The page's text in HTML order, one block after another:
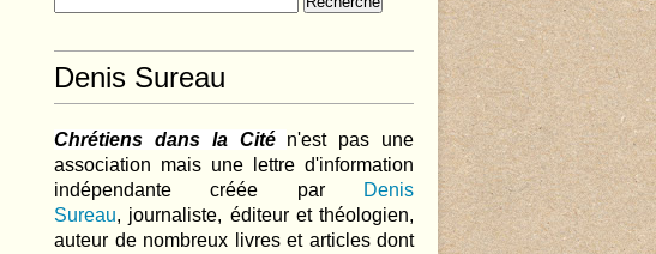
Denis Sureau
Chrétiens dans la Cité
n'est pas une
association mais une lettre d'information
indépendante créée par
Denis
Sureau, journaliste, éditeur et théologien,
auteur de nombreux livres et articles dont